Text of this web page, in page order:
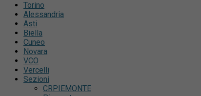
Torino
Alessandria
Asti
Biella
Cuneo
Novara
VCO
Vercelli
Sezioni
CRPIEMONTE